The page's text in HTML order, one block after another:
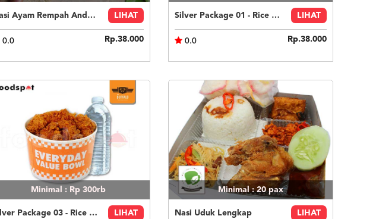
Nasi Ayam Rempah Andaliman LIHAT
0.0 Rp.38.000
Silver Package 01 - Rice Bowl Chili Lime LIHAT
0.0 Rp.38.000
Minimal : Rp 300rb
Silver Package 03 - Rice Bowl Rub LIHAT
Minimal : 20pax
Nasi Uduk Lengkap LIHAT